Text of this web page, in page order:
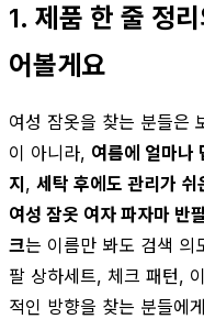
1. 제품 한 줄 정
어볼게요
여성 잠옷을 찾는 분들은
이 아니라, 여름에 얼마나
지, 세탁 후에도 관리가 쉬
여성 잠옷 여자 파자마 반
크는 이름만 봐도 검색 의
팔 상하세트, 체크 패턴,
적인 방향을 찾는 분들에